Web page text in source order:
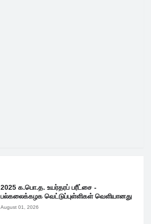
2025 க.பொ.த. உயர்தரப் பரீட்சை -
பல்கலைக்கழக வெட்டுப்புள்ளிகள் வெளியானது
August 01, 2026